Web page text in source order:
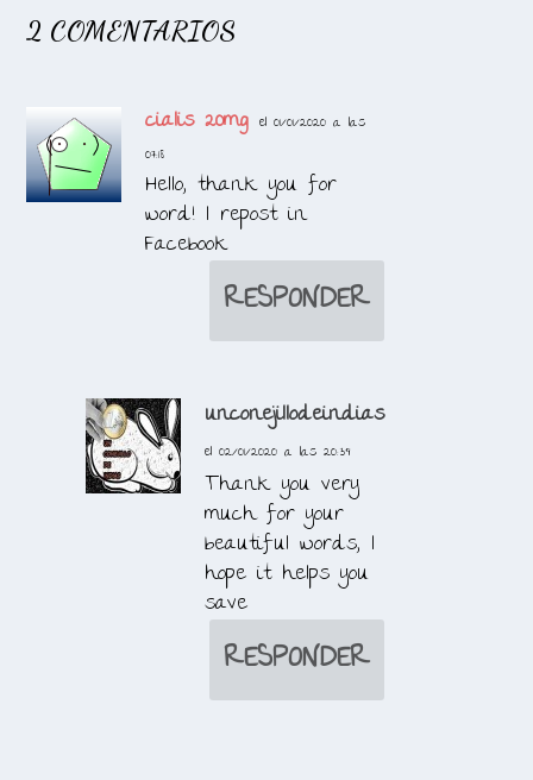
2 COMENTARIOS
cialis 20mg el 01/01/2020 a las
07:18
Hello, thank you for
word! I repost in
Facebook
RESPONDER
unconejillodeindias
el 02/01/2020 a las 20:39
Thank you very
much for your
beautiful words, I
hope it helps you
save
RESPONDER